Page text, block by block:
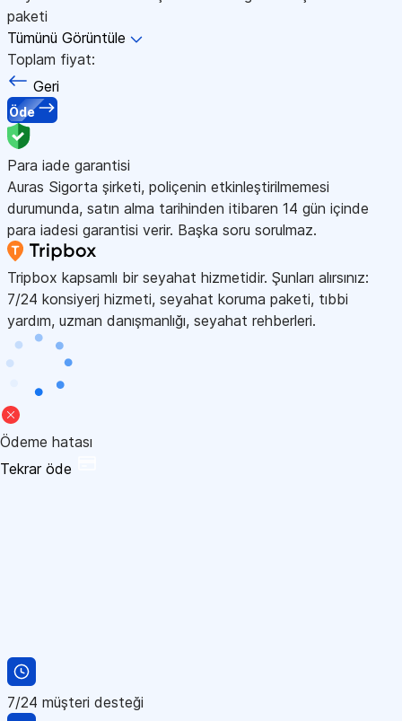
paketi
Tümünü Görüntüle
Toplam fiyat:
Geri
Öde
Para iade garantisi
Auras Sigorta şirketi, poliçenin etkinleştirilmemesi
durumunda, satın alma tarihinden itibaren 14 gün içinde
para iadesi garantisi verir. Başka soru sorulmaz.
Tripbox kapsamlı bir seyahat hizmetidir. Şunları alırsınız:
7/24 konsiyerj hizmeti, seyahat koruma paketi, tıbbi
yardım, uzman danışmanlığı, seyahat rehberleri.
Ödeme hatası
Tekrar öde
7/24 müşteri desteği